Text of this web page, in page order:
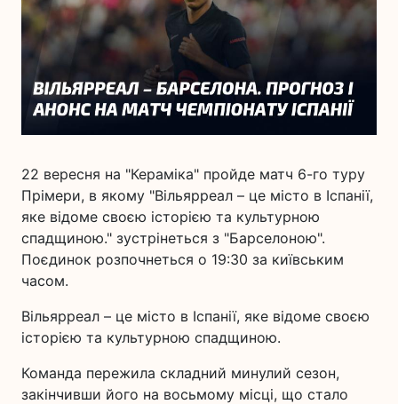
22 вересня на "Кераміка" пройде матч 6-го туру
Прімери, в якому "Вільярреал – це місто в Іспанії,
яке відоме своєю історією та культурною
спадщиною." зустрінеться з "Барселоною".
Поєдинок розпочнеться о 19:30 за київським
часом.
Вільярреал – це місто в Іспанії, яке відоме своєю
історією та культурною спадщиною.
Команда пережила складний минулий сезон,
закінчивши його на восьмому місці, що стало